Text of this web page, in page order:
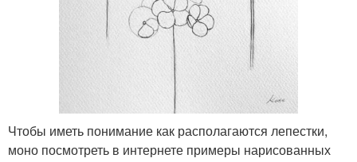
Чтобы иметь понимание как располагаются лепестки,
моно посмотреть в интернете примеры нарисованных